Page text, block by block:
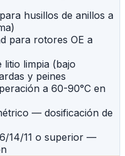
husillos de anillos a
para rotores OE a
litio limpia (bajo
y peines
a 60-90°C en
— dosificación de
14/11 o superior —